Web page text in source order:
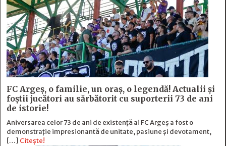
FC Argeş, o familie, un oraș, o legendă! Actualii şi
foştii jucători au sărbătorit cu suporterii 73 de ani
de istorie!
Aniversarea celor 73 de ani de existență ai FC Argeș a fost o
demonstrație impresionantă de unitate, pasiune și devotament,
[…] Citește!